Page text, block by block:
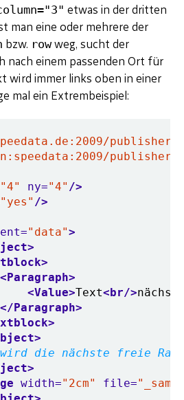
etwas in der dritten
man eine oder mehrere der
bzw. rowweg, sucht der
nach einem passenden Ort für
wird immer links oben in einer
mal ein Extrembeispiel:
publisher/
"4" ny="4" />
"yes" />
"data">
<Paragraph>
<Value>Text<br/>
</Paragraph>
die nächste freie
width="2cm" file=